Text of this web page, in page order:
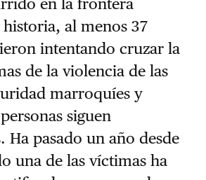
en la frontera
al menos 37
intentando cruzar la
de la violencia de las
marroquíes y
siguen
Ha pasado un año desde
una de las víctimas ha